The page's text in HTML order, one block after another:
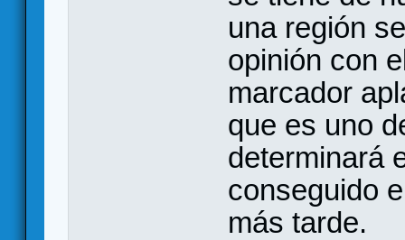
una región
opinión con
marcador
que es uno
determinará
conseguido
más tarde.